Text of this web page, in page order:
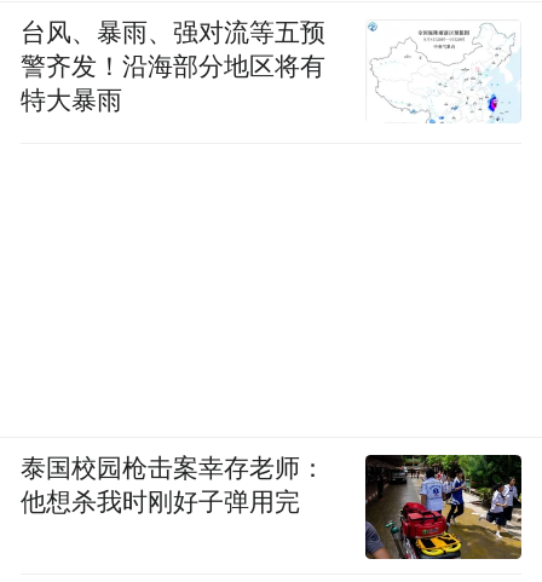
台风、暴雨、强对流等五预
警齐发！沿海部分地区将有
特大暴雨
泰国校园枪击案幸存老师：
他想杀我时刚好子弹用完